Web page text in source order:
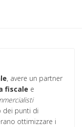
, avere un partner
fiscale e
dei punti di
ottimizzare i